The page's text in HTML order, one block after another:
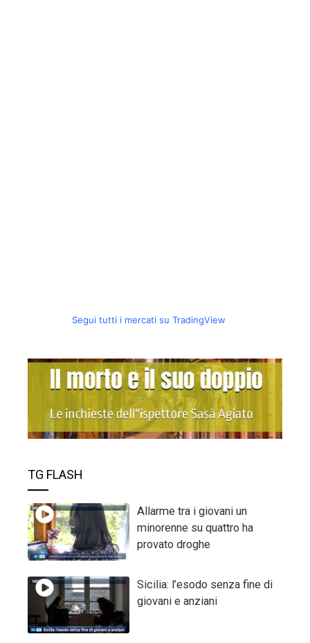
Segui tutti i mercati su TradingView
TG FLASH
Allarme tra i giovani un
minorenne su quattro ha
provato droghe
Sicilia: l’esodo senza fine di
giovani e anziani